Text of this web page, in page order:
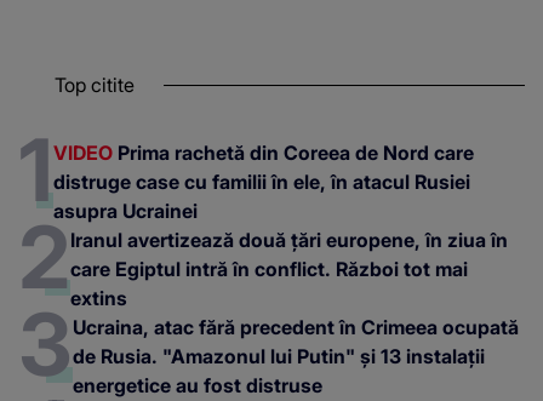
Top citite
VIDEO Prima rachetă din Coreea de Nord care
distruge case cu familii în ele, în atacul Rusiei
asupra Ucrainei
Iranul avertizează două țări europene, în ziua în
care Egiptul intră în conflict. Război tot mai
extins
Ucraina, atac fără precedent în Crimeea ocupată
de Rusia. "Amazonul lui Putin" și 13 instalații
energetice au fost distruse